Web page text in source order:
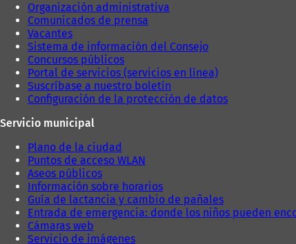
Organización administrativa
Comunicados de prensa
Vacantes
Sistema de información del Consejo
Concursos públicos
Portal de servicios (servicios en línea)
Suscríbase a nuestro boletín
Configuración de la protección de datos
Servicio municipal
Plano de la ciudad
Puntos de acceso WLAN
Aseos públicos
Información sobre horarios
Guía de lactancia y cambio de pañales
Entrada de emergencia: donde los niños pueden
Cámaras web
Servicio de imágenes